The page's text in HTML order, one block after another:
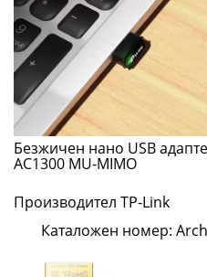
TP-
Link
Archer
T3U
Nano
AC1300
MU-
Безжичен нано USB
AC1300 MU-MIMO
Производител TP-Link
Каталожен номер: